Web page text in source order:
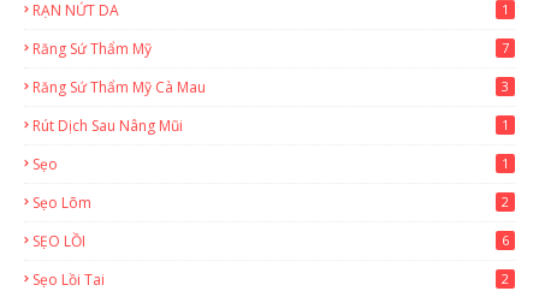
RẠN NỨT DA 1
Răng Sứ Thẩm Mỹ 7
Răng Sứ Thẩm Mỹ Cà Mau 3
Rút Dịch Sau Nâng Mũi 1
Sẹo 1
Sẹo Lõm 2
SẸO LỒI 6
Sẹo Lồi Tai 2